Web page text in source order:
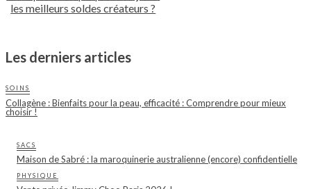
les meilleurs soldes créateurs ?
Les derniers articles
SOINS
Collagène : Bienfaits pour la peau, efficacité : Comprendre pour mieux
choisir !
SACS
Maison de Sabré : la maroquinerie australienne (encore) confidentielle
PHYSIQUE